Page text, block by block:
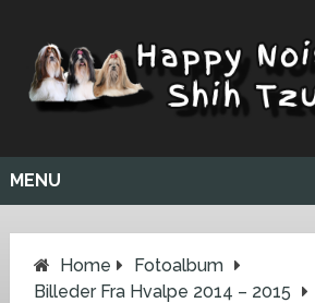
MENU
Home
Fotoalbum
Billeder Fra Hvalpe 2014 – 2015